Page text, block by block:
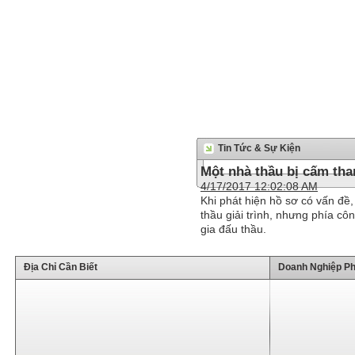
Tin Tức & Sự Kiện
Một nhà thầu bị cấm
4/17/2017 12:02:08 AM
Khi phát hiện hồ sơ có vấn
thầu giải trình, nhưng phía
gia đấu thầu.
Địa Chỉ Cần Biết Doanh Nghiệp